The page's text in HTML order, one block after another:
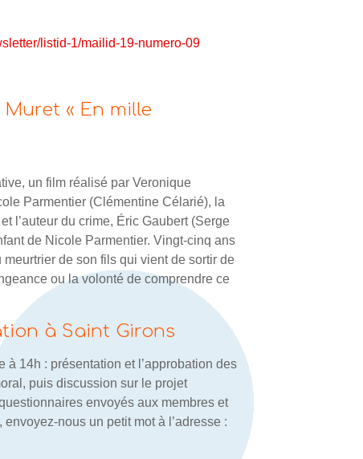
listid-1/mailid-19-numero-09
« En mille
un film réalisé par Veronique
Parmentier (Clémentine Célarié), la
l’auteur du crime, Éric Gaubert (Serge
de Nicole Parmentier. Vingt-cinq ans
de son fils qui vient de sortir de
ou la volonté de comprendre ce
à Saint Girons
14h : présentation et l’approbation des
puis discussion sur le projet
envoyés aux membres et
nous un petit mot à l’adresse :